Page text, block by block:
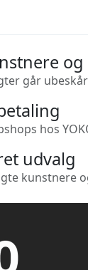
og
går
hos
udvalg
kunstnere